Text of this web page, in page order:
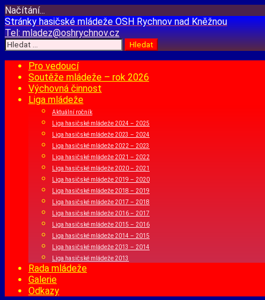
Načítání...
Přejít
k
obsahu
webu
Stránky hasičské mládežeOSH Rychnov nad Kněžnou
Tel:mladez@oshrychnov.cz
Vyhledávání
Pro vedoucí
Soutěže mládeže – rok 2026
Výchovná činnost
Liga mládeže
Aktuální ročník
Liga hasičské mládeže 2024 – 2025
Liga hasičské mládeže 2023 – 2024
Liga hasičské mládeže 2022 – 2023
Liga hasičské mládeže 2021 – 2022
Liga hasičské mládeže 2020 – 2021
Liga hasičské mládeže 2019 – 2020
Liga hasičské mládeže 2018 – 2019
Liga hasičské mládeže 2017 – 2018
Liga hasičské mládeže 2016 – 2017
Liga hasičské mládeže 2015 – 2016
Liga hasičské mládeže 2014 – 2015
Liga hasičské mládeže 2013 – 2014
Liga hasičské mládeže 2013
Rada mládeže
Galerie
Odkazy